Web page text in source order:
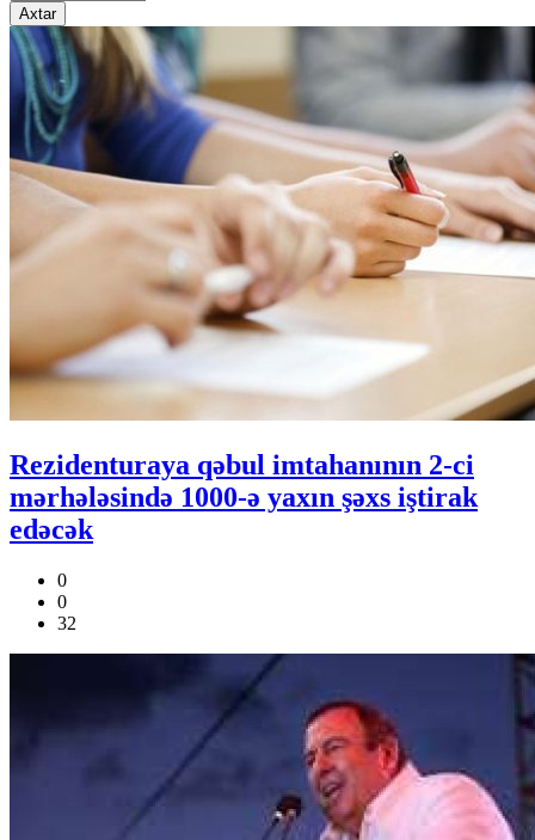
Axtar
Rezidenturaya qəbul imtahanının 2-ci
mərhələsində 1000-ə yaxın şəxs iştirak
edəcək
0
0
32